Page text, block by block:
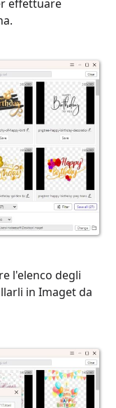
effettuare
l'elenco degli
in Imaget da